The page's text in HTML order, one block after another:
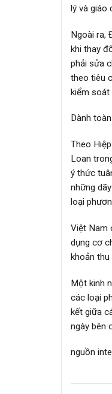
lý và giáo
Ngoài ra,
khi thay
phải sửa
theo tiêu
kiểm soát
Dành
Theo
Loan
ý thức
những
loại
Việt Nam
dụng cơ
khoản
Một kinh
các loại
kết giữa
ngày bên
nguồn